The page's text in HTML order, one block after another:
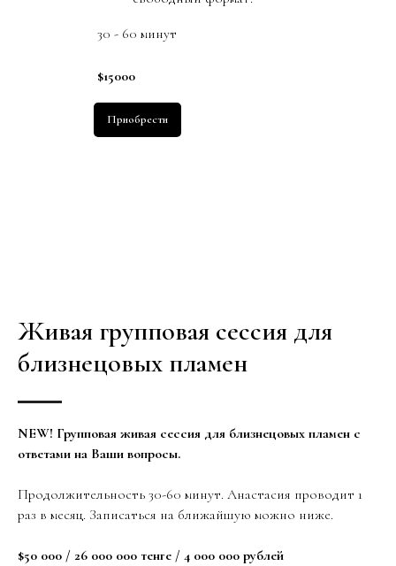
30 - 60 минут
$15000
Приобрести
Живая групповая сессия для
близнецовых пламен
NEW! Групповая живая сессия для близнецовых пламен с
ответами на Ваши вопросы.
Продолжительность 30-60 минут. Анастасия проводит 1
раз в месяц. Записаться на ближайшую можно ниже.
$50 000 / 26 000 000 тенге / 4 000 000 рублей